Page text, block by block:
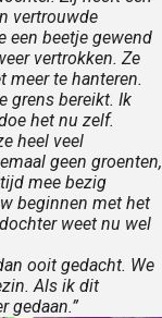
vertrouwde
een beetje gewend
vertrokken. Ze
meer te hanteren.
grens bereikt. Ik
het nu zelf.
heel veel
geen groenten,
mee bezig
beginnen met het
weet nu wel
ooit gedacht. We
Als ik dit
gedaan.”